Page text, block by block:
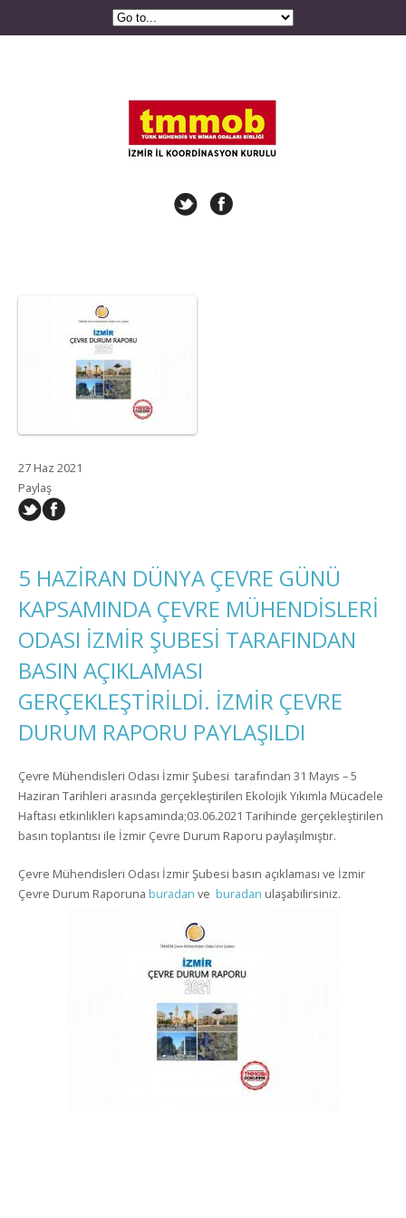
27 Haz 2021
Paylaş
5 HAZİRAN DÜNYA ÇEVRE GÜNÜ
KAPSAMINDA ÇEVRE MÜHENDİSLERİ
ODASI İZMİR ŞUBESİ TARAFINDAN
BASIN AÇIKLAMASI
GERÇEKLEŞTİRİLDİ. İZMİR ÇEVRE
DURUM RAPORU PAYLAŞILDI
Çevre Mühendisleri Odası İzmir Şubesi tarafından 31 Mayıs – 5
Haziran Tarihleri arasında gerçekleştirilen Ekolojik Yıkımla Mücadele
Haftası etkinlikleri kapsamında;03.06.2021 Tarihinde gerçekleştirilen
basın toplantısı ile İzmir Çevre Durum Raporu paylaşılmıştır.
Çevre Mühendisleri Odası İzmir Şubesi basın açıklaması ve İzmir
Çevre Durum Raporuna buradan ve buradan ulaşabilirsiniz.